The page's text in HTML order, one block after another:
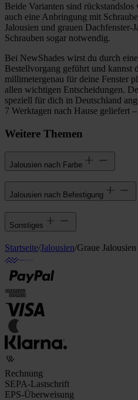
Beide Varianten sind
auch eine Anbringung mit
Jalousien und grauen Dachfenster-
Schrauben sogar notwendig.
Bei NewShades wirst du durch
Bestellvorgang geführt und kannst
millimetergenau für deine Fenster
allen wichtigen Entscheidungen.
speziell für dich in Deutschland
7 Werktagen nach Hause geliefert
Weitere Themen
Jalousien nach Farbe
Jalousien nach Befestigung
Sonstiges
Startseite/Jalousien/Graue Jalousien
Rechnung
SEPA-Lastschrift
EPS-Überweisung